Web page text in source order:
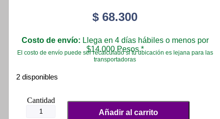
$ 68.300
Costo de envío: Llega en 4 días hábiles o menos por
$14.000 Pesos.*
El costo de envío puede ser recalculado si tu ubicación es lejana para las
transportadoras
2 disponibles
Kit
Añadir al carrito